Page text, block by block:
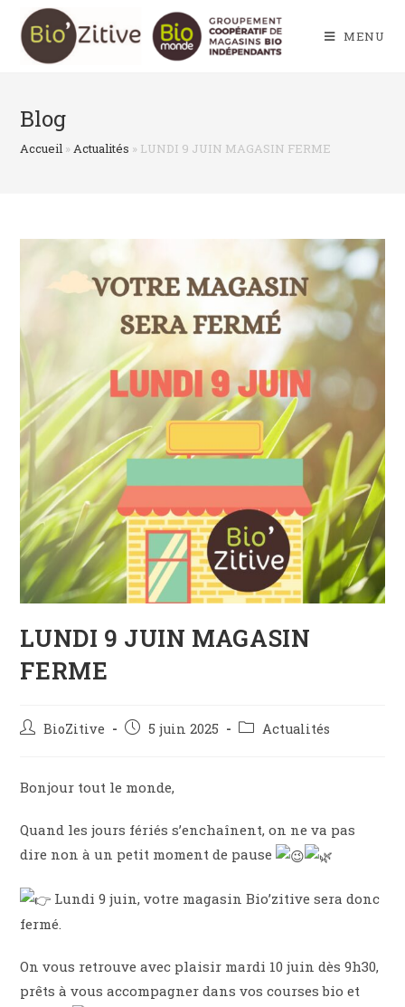
content
MENU
Blog
Accueil »Actualités » LUNDI 9 JUIN MAGASIN FERME
LUNDI 9 JUIN MAGASIN
FERME
Auteur/autrice
publication :
BioZitive
Post5 juin 2025
PostActualités
Bonjour tout le monde,
Quand les jours fériés s’enchaînent, on ne va pas
dire non à un petit moment de pause
Lundi 9 juin, votre magasin Bio’zitive sera donc
fermé.
On vous retrouve avec plaisir mardi 10 juin dès 9h30,
prêts à vous accompagner dans vos courses bio et